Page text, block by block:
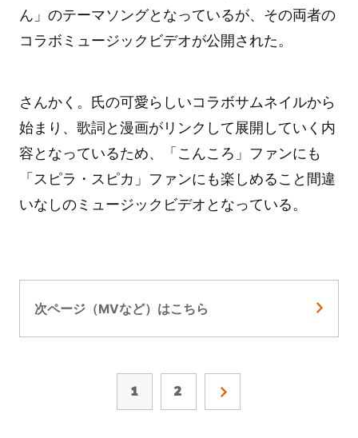
ん」のテーマソングとなっているが、その両者の
コラボミュージックビデオが公開された。
さんかく。氏の可愛らしいコラボサムネイルから
始まり、歌詞と漫画がリンクして展開していく内
容となっているため、「こんころ」ファンにも
「スピラ・スピカ」ファンにも楽しめること間違
いなしのミュージックビデオとなっている。
次ページ（MVなど）はこちら
1 2